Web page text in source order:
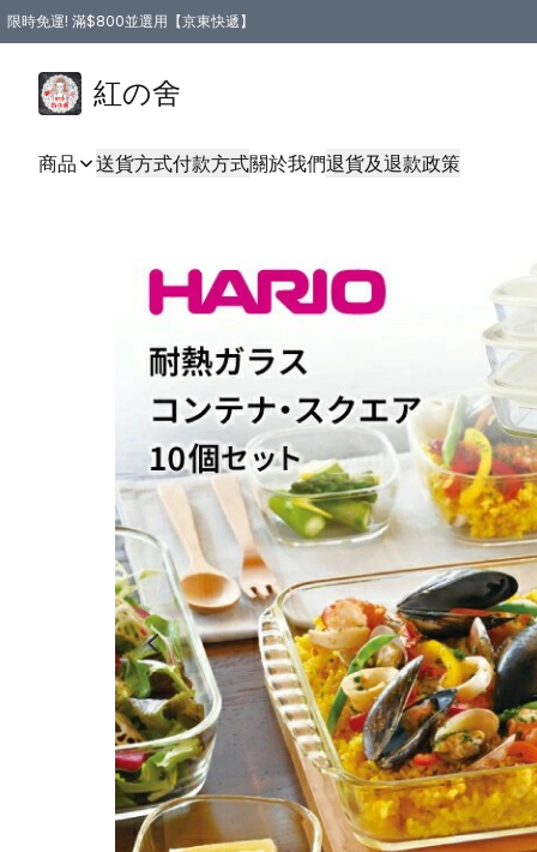
限時免運! 滿$800並選用【京東快遞】
紅の舍
商品 送貨方式付款方式關於我們退貨及退款政策